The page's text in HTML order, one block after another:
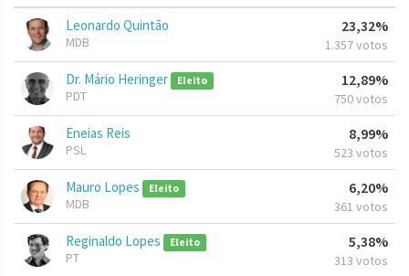
Leonardo Quintão
MDB
23,32%
1.357 votos
Dr. Mário Heringer Eleito
PDT
12,89%
750 votos
Eneias Reis
PSL
8,99%
523 votos
Mauro Lopes Eleito
MDB
6,20%
361 votos
Reginaldo Lopes Eleito
PT
5,38%
313 votos